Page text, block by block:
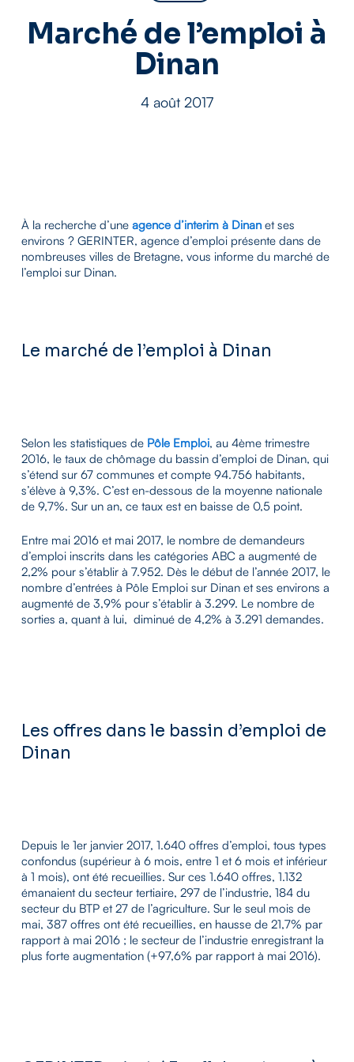
Marché de l’emploi à
Dinan
4 août 2017
À la recherche d’une agence d’interim à Dinanet ses
environs ? GERINTER, agence d’emploi présente dans de
nombreuses villes de Bretagne, vous informe du marché de
l’emploi sur Dinan.
Le marché de l’emploi à Dinan
Selon les statistiques de Pôle Emploi, au 4ème trimestre
2016, le taux de chômage du bassin d’emploi de Dinan, qui
s’étend sur 67 communes et compte 94.756 habitants,
s’élève à 9,3%. C’est en-dessous de la moyenne nationale
de 9,7%. Sur un an, ce taux est en baisse de 0,5 point.
Entre mai 2016 et mai 2017, le nombre de demandeurs
d’emploi inscrits dans les catégories ABC a augmenté de
2,2% pour s’établir à 7.952. Dès le début de l’année 2017, le
nombre d’entrées à Pôle Emploi sur Dinan et ses environs a
augmenté de 3,9% pour s’établir à 3.299. Le nombre de
sorties a, quant à lui, diminué de 4,2% à 3.291 demandes.
Les offres dans le bassin d’emploi de
Dinan
Depuis le 1er janvier 2017, 1.640 offres d’emploi, tous types
confondus (supérieur à 6 mois, entre 1 et 6 mois et inférieur
à 1 mois), ont été recueillies. Sur ces 1.640 offres, 1.132
émanaient du secteur tertiaire, 297 de l’industrie, 184 du
secteur du BTP et 27 de l’agriculture. Sur le seul mois de
mai, 387 offres ont été recueillies, en hausse de 21,7% par
rapport à mai 2016 ; le secteur de l’industrie enregistrant la
plus forte augmentation (+97,6% par rapport à mai 2016).